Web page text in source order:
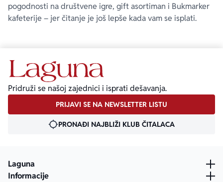
pogodnosti na društvene igre, gift asortiman i Bukmarker
kafeterije – jer čitanje je još lepše kada vam se isplati.
Pridruži se našoj zajednici i isprati dešavanja.
PRIJAVI SE NA NEWSLETTER LISTU
PRONAĐI NAJBLIŽI KLUB ČITALACA
Laguna
Informacije